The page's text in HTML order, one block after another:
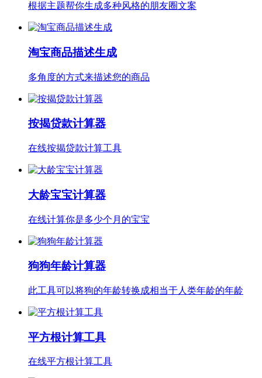
根据主题帮你生成多种风格的朋友圈文案
淘宝商品描述生成
多角度的方式来描述您的商品
按揭贷款计算器
在线按揭贷款计算工具
大龄宝宝计算器
在线计算你是多少个月的宝宝
狗狗年龄计算器
此工具可以将狗的年龄转换成相当于人类年龄的年龄
平方根计算工具
在线平方根计算工具